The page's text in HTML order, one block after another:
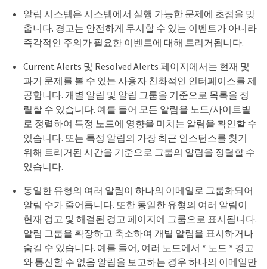
알림 시스템은 시스템에서 실행 가능한 문제에 초점을 맞
춥니다. 경고는 안전하게 무시할 수 있는 이벤트가 아니라
즉각적인 주의가 필요한 이벤트에 대해 트리거됩니다.
Current Alerts 및 Resolved Alerts 페이지에서는 현재 및
과거 문제를 볼 수 있는 사용자 친화적인 인터페이스를 제
공합니다. 개별 알림 및 알림 그룹을 기준으로 목록을 정
렬할 수 있습니다. 예를 들어 모든 알림을 노드/사이트별
로 정렬하여 특정 노드에 영향을 미치는 알림을 확인할 수
있습니다. 또는 특정 알림의 가장 최근 인스턴스를 찾기
위해 트리거된 시간을 기준으로 그룹의 알림을 정렬할 수
있습니다.
동일한 유형의 여러 알림이 하나의 이메일로 그룹화되어
알림 수가 줄어듭니다. 또한 동일한 유형의 여러 알림이
현재 경고 및 해결된 경고 페이지에 그룹으로 표시됩니다.
알림 그룹을 확장하고 축소하여 개별 알림을 표시하거나
숨길 수 있습니다. 예를 들어, 여러 노드에서 * 노드 * 경고
와 통신할 수 없음 알림을 보고하는 경우 하나의 이메일만